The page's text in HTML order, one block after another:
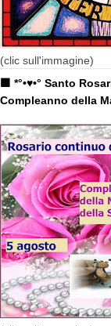
(clic sull'immagine)
🟧 *°•♥•° Santo
Compleanno della